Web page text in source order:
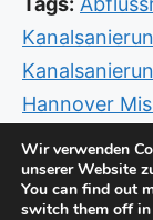
Hannover
Hannover
Eschweiler,
Notdienst
Wir verwenden
unserer Website
You can find out
switch them off in